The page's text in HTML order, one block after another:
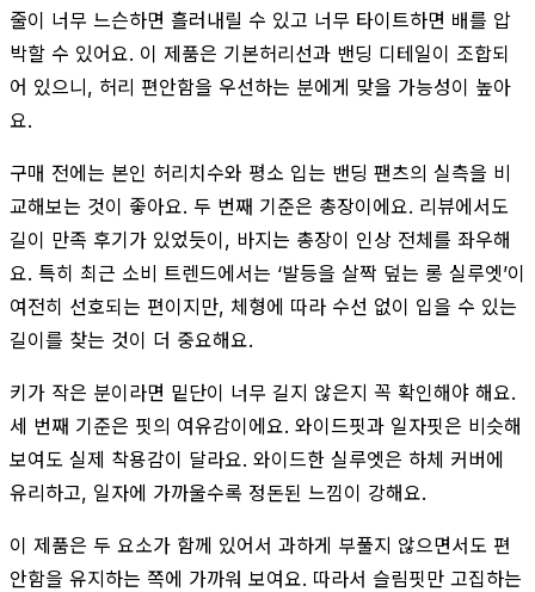
줄이 너무 느슨하면 흘러내릴 수 있고 너무 타이트하면 배를 압
박할 수 있어요. 이 제품은 기본허리선과 밴딩 디테일이 조합되
어 있으니, 허리 편안함을 우선하는 분에게 맞을 가능성이 높아
요.
구매 전에는 본인 허리치수와 평소 입는 밴딩 팬츠의 실측을 비
교해보는 것이 좋아요. 두 번째 기준은 총장이에요. 리뷰에서도
길이 만족 후기가 있었듯이, 바지는 총장이 인상 전체를 좌우해
요. 특히 최근 소비 트렌드에서는 ‘발등을 살짝 덮는 롱 실루엣’이
여전히 선호되는 편이지만, 체형에 따라 수선 없이 입을 수 있는
길이를 찾는 것이 더 중요해요.
키가 작은 분이라면 밑단이 너무 길지 않은지 꼭 확인해야 해요.
세 번째 기준은 핏의 여유감이에요. 와이드핏과 일자핏은 비슷해
보여도 실제 착용감이 달라요. 와이드한 실루엣은 하체 커버에
유리하고, 일자에 가까울수록 정돈된 느낌이 강해요.
이 제품은 두 요소가 함께 있어서 과하게 부풀지 않으면서도 편
안함을 유지하는 쪽에 가까워 보여요. 따라서 슬림핏만 고집하는